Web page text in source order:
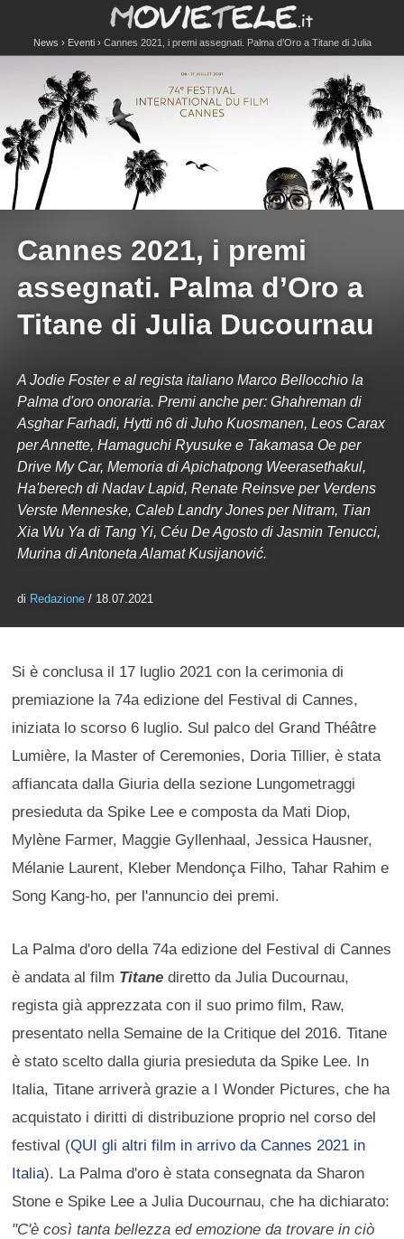
News Eventi
Cannes 2021, i premi assegnati. Palma d’Oro a Titane di Julia
Cannes 2021, i premi
assegnati. Palma d’Oro a
Titane di Julia Ducournau
A Jodie Foster e al regista italiano Marco Bellocchio la
Palma d'oro onoraria. Premi anche per: Ghahreman di
Asghar Farhadi, Hytti n6 di Juho Kuosmanen, Leos Carax
per Annette, Hamaguchi Ryusuke e Takamasa Oe per
Drive My Car, Memoria di Apichatpong Weerasethakul,
Ha'berech di Nadav Lapid, Renate Reinsve per Verdens
Verste Menneske, Caleb Landry Jones per Nitram, Tian
Xia Wu Ya di Tang Yi, Céu De Agosto di Jasmin Tenucci,
Murina di Antoneta Alamat Kusijanović.
di Redazione / 18.07.2021
Si è conclusa il 17 luglio 2021 con la cerimonia di
premiazione la 74a edizione del Festival di Cannes,
iniziata lo scorso 6 luglio. Sul palco del Grand Théâtre
Lumière, la Master of Ceremonies, Doria Tillier, è stata
affiancata dalla Giuria della sezione Lungometraggi
presieduta da Spike Lee e composta da Mati Diop,
Mylène Farmer, Maggie Gyllenhaal, Jessica Hausner,
Mélanie Laurent, Kleber Mendonça Filho, Tahar Rahim e
Song Kang-ho, per l'annuncio dei premi.
La Palma d'oro della 74a edizione del Festival di Cannes
è andata al film Titane diretto da Julia Ducournau,
regista già apprezzata con il suo primo film, Raw,
presentato nella Semaine de la Critique del 2016. Titane
è stato scelto dalla giuria presieduta da Spike Lee. In
Italia, Titane arriverà grazie a I Wonder Pictures, che ha
acquistato i diritti di distribuzione proprio nel corso del
festival (QUI gli altri film in arrivo da Cannes 2021 in
Italia). La Palma d'oro è stata consegnata da Sharon
Stone e Spike Lee a Julia Ducournau, che ha dichiarato:
"C'è così tanta bellezza ed emozione da trovare in ciò